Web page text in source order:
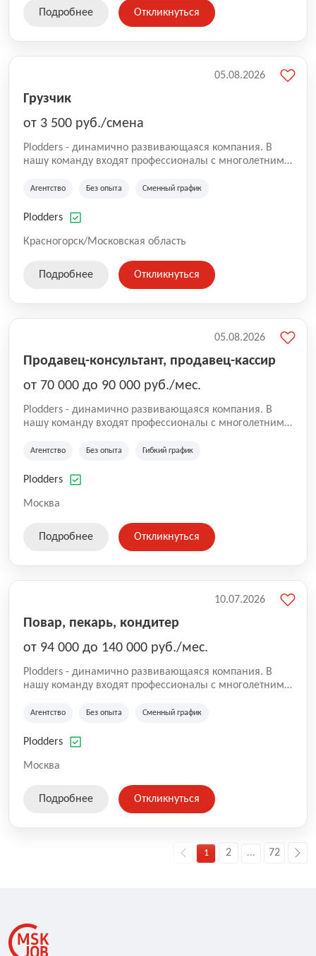
Подробнее Откликнуться
Грузчик
от 3 500 руб./смена
Plodders - динамично развивающаяся компания. В
нашу команду входят профессионалы с многолетним
на рынке аутсорсинга, а накопленный опыт позволяют
оказываемых услуг.
Агентство Без опыта Сменный график
Plodders
Красногорск/Московская область
05.08.2026
Подробнее Откликнуться
Продавец-консультант, продавец-кассир
от 70 000 до 90 000 руб./мес.
Plodders - динамично развивающаяся компания. В
нашу команду входят профессионалы с многолетним
на рынке аутсорсинга, а накопленный опыт позволяют
оказываемых услуг.
Агентство Без опыта Гибкий график
Plodders
Москва
05.08.2026
Подробнее Откликнуться
Повар, пекарь, кондитер
от 94 000 до 140 000 руб./мес.
Plodders - динамично развивающаяся компания. В
нашу команду входят профессионалы с многолетним
на рынке аутсорсинга, а накопленный опыт позволяют
оказываемых услуг.
Агентство Без опыта Сменный график
Plodders
Москва
10.07.2026
Подробнее Откликнуться
1 2 ... 72